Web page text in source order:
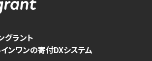
グラント
ンワンの寄付DXシステム